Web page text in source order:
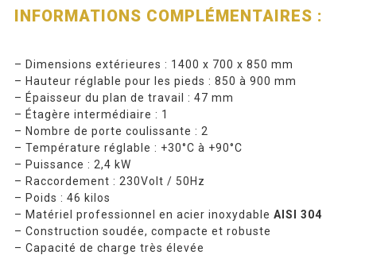
INFORMATIONS COMPLÉMENTAIRES :
– Dimensions extérieures : 1400 x 700 x 850 mm
– Hauteur réglable pour les pieds : 850 à 900 mm
– Épaisseur du plan de travail : 47 mm
– Étagère intermédiaire : 1
– Nombre de porte coulissante : 2
– Température réglable : +30°C à +90°C
– Puissance : 2,4 kW
– Raccordement : 230Volt / 50Hz
– Poids : 46 kilos
– Matériel professionnel en acier inoxydable AISI 304
– Construction soudée, compacte et robuste
– Capacité de charge très élevée